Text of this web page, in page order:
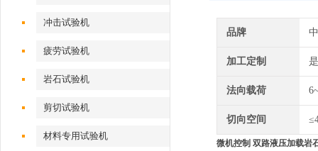
冲击试验机
疲劳试验机
岩石试验机
剪切试验机
材料专用试验机
品牌
加工定制 是
法向载荷
切向空间
微机控制 双路液压加载岩